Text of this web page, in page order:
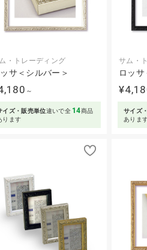
・トレーディング
サ＜シルバー＞
～
イズ・販売単位違いで全 14商品
ります
サム・
ロッサ
サイズ
ありま